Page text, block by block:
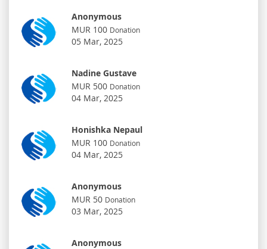
Anonymous
MUR 100 Donation
05 Mar, 2025
Nadine Gustave
MUR 500 Donation
04 Mar, 2025
Honishka Nepaul
MUR 100 Donation
04 Mar, 2025
Anonymous
MUR 50 Donation
03 Mar, 2025
Anonymous